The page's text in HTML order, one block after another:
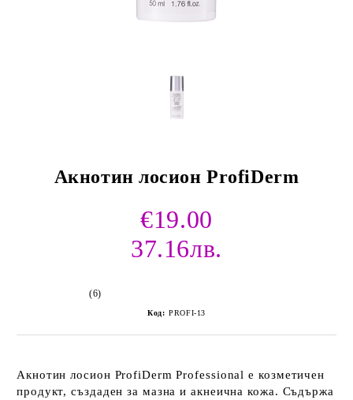
Акнотин лосион ProfiDerm
€19.00
37.16лв.
(6)
Код: PROFI-13
Акнотин лосион ProfiDerm Professional е козметичен
продукт, създаден за мазна и акнеична кожа. Съдържа